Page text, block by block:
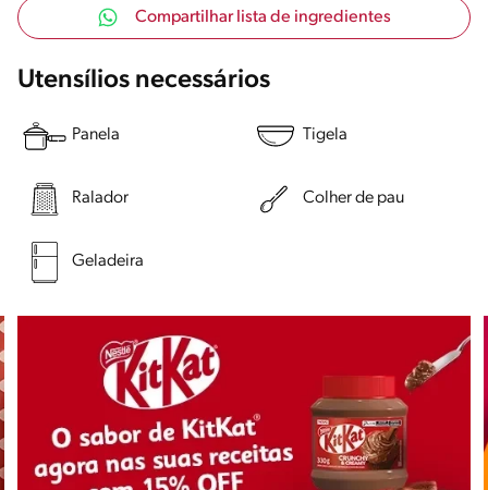
Compartilhar lista de ingredientes
Utensílios necessários
Panela Tigela
Ralador Colher de pau
Geladeira